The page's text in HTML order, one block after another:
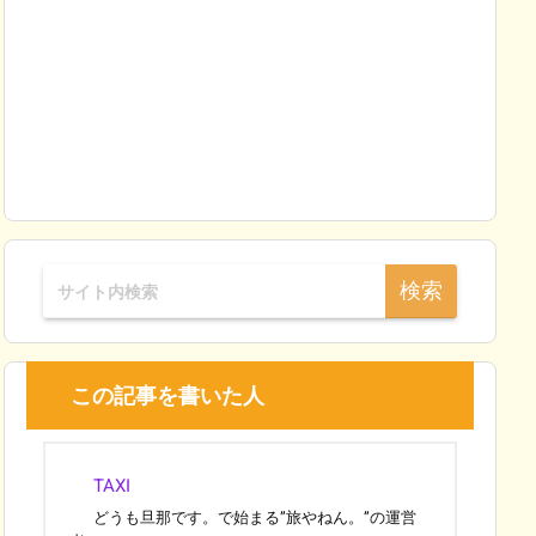
この記事を書いた人
TAXI
どうも旦那です。で始まる”旅やねん。”の運営